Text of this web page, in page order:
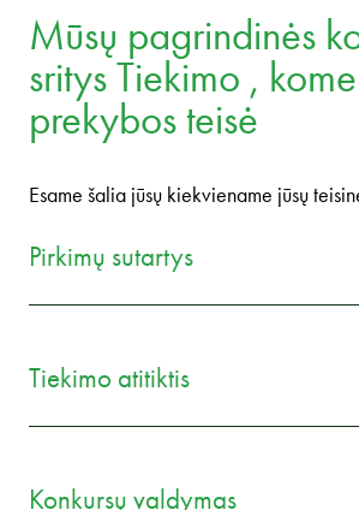
Mūsų pagrindinės
sritys Tiekimo ,
prekybos teisė
Esame šalia jūsų kiekviename jūsų
Pirkimų sutartys
Tiekimo atitiktis
Konkursų valdymas